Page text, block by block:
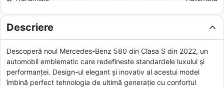
Descriere
Descoperă noul Mercedes-Benz 580 din Clasa S din 2022, un
automobil emblematic care redefineste standardele luxului și
performanței. Design-ul elegant și inovativ al acestui model
îmbină perfect tehnologia de ultimă generație cu confortul